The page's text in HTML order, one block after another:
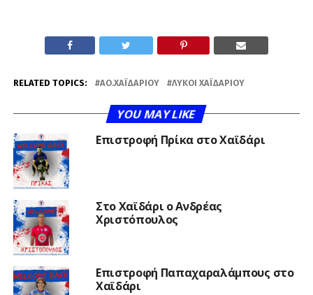
RELATED TOPICS: ΑΟ.ΧΑΪΔΑΡΊΟΥ ΛΎΚΟΙ ΧΑΪΔΑΡΊΟΥ
YOU MAY LIKE
Επιστροφή Πρίκα στο Χαϊδάρι
Στο Χαϊδάρι ο Ανδρέας
Χριστόπουλος
Επιστροφή Παπαχαραλάμπους στο
Χαϊδάρι